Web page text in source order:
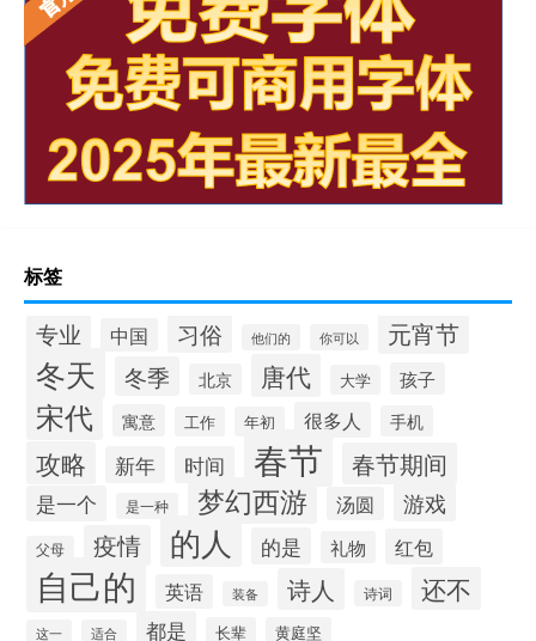
标签
专业 中国 习俗 他们的 你可以 元宵节
冬天 冬季 北京 唐代 大学 孩子
宋代 寓意 工作 年初 很多人 手机
攻略 新年 时间 春节 春节期间
是一个 是一种 梦幻西游 汤圆 游戏
父母 疫情 的人 的是 礼物 红包
自己的 英语 装备 诗人 诗词 还不
这一 适合 都是 长辈 黄庭坚